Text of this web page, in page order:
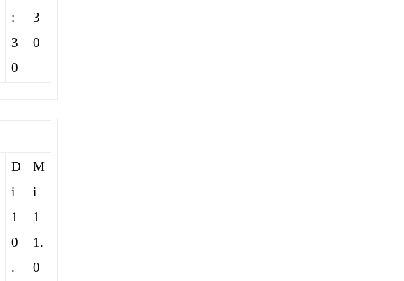
:
3
0
3
0
D
i
1
0
.
M
i
1
1.
0